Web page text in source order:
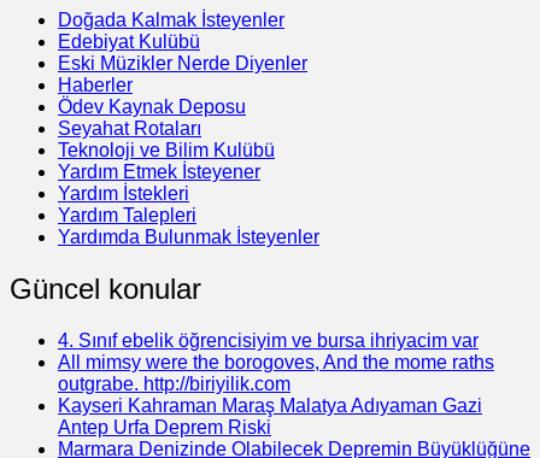
Doğada Kalmak İsteyenler
Edebiyat Kulübü
Eski Müzikler Nerde Diyenler
Haberler
Ödev Kaynak Deposu
Seyahat Rotaları
Teknoloji ve Bilim Kulübü
Yardım Etmek İsteyener
Yardım İstekleri
Yardım Talepleri
Yardımda Bulunmak İsteyenler
Güncel konular
4. Sınıf ebelik öğrencisiyim ve bursa ihriyacim var
All mimsy were the borogoves, And the mome raths
outgrabe. http://biriyilik.com
Kayseri Kahraman Maraş Malatya Adıyaman Gazi
Antep Urfa Deprem Riski
Marmara Denizinde Olabilecek Depremin Büyüklüğüne